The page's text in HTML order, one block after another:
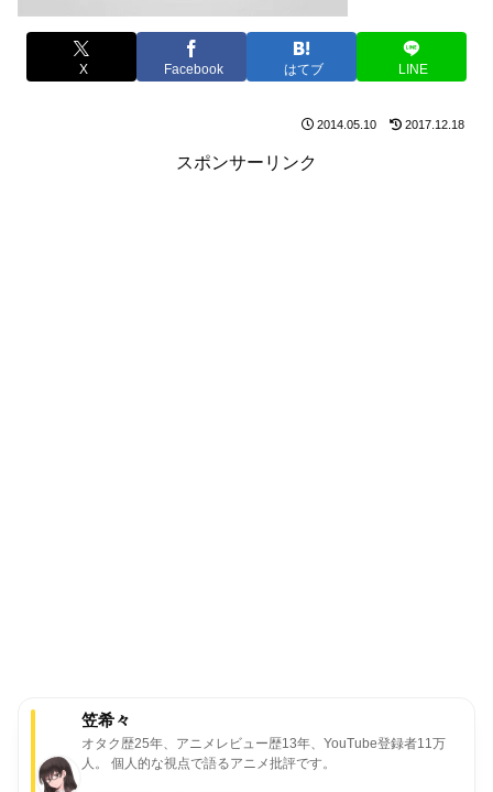
X Facebook はてブ LINE
2014.05.10 2017.12.18
スポンサーリンク
笠希々
オタク歴25年、アニメレビュー歴13年、YouTube登録者11万
人。
個人的な視点で語るアニメ批評です。